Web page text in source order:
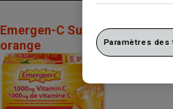
Emergen-C Super
orange
Paramètres